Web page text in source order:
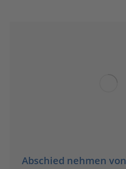
Abschied nehmen von